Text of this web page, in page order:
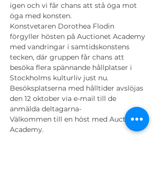
igen och vi får chans att stå öga mot
öga med konsten.
Konstvetaren Dorothea Flodin
förgyller hösten på Auctionet Academy
med vandringar i samtidskonstens
tecken, där gruppen får chans att
besöka flera spännande hållplatser i
Stockholms kulturliv just nu.
Besöksplatserna med hålltider avslöjas
den 12 oktober via e-mail till de
anmälda deltagarna-
Välkommen till en höst med Auctionet
Academy.